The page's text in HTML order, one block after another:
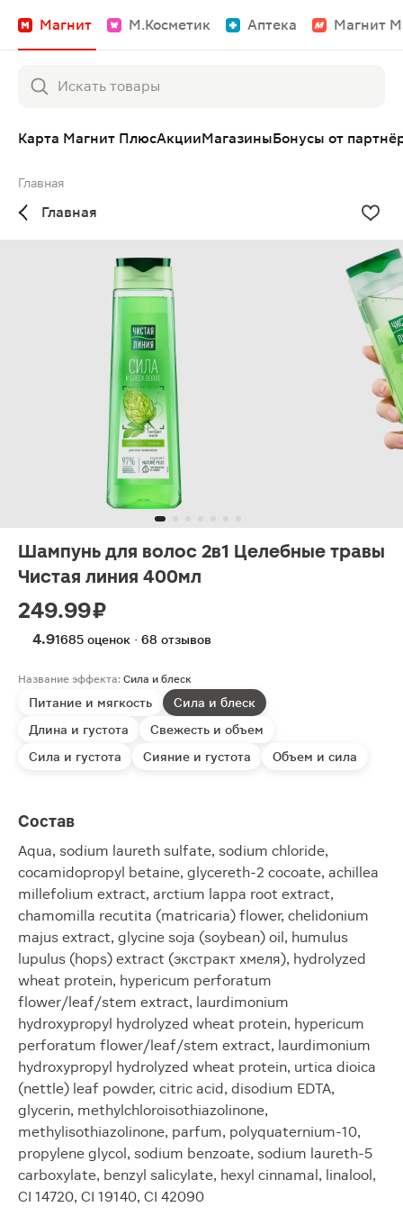
Магнит М.Косметик Аптека Магнит
Карта Магнит ПлюсАкцииМагазиныБонусы от
Главная
Главная
Шампунь для волос 2в1 Целебные травы
Чистая линия 400мл
249.99 ₽
4.91685 оценок · 68 отзывов
Название эффекта: Сила и блеск
Питание и мягкость
Сила и блеск
Длина и густота
Свежесть и объем
Сила и густота
Сияние и густота Объем и сила
Состав
Aqua, sodium laureth sulfate, sodium chloride,
cocamidopropyl betaine, glycereth-2 cocoate, achillea
millefolium extract, arctium lappa root extract,
chamomilla recutita (matricaria) flower, chelidonium
majus extract, glycine soja (soybean) oil, humulus
lupulus (hops) extract (экстракт хмеля), hydrolyzed
wheat protein, hypericum perforatum
flower/leaf/stem extract, laurdimonium
hydroxypropyl hydrolyzed wheat protein, hypericum
perforatum flower/leaf/stem extract, laurdimonium
hydroxypropyl hydrolyzed wheat protein, urtica dioica
(nettle) leaf powder, citric acid, disodium EDTA,
glycerin, methylchloroisothiazolinone,
methylisothiazolinone, parfum, polyquaternium-10,
propylene glycol, sodium benzoate, sodium laureth-5
carboxylate, benzyl salicylate, hexyl cinnamal, linalool,
CI 14720, CI 19140, CI 42090